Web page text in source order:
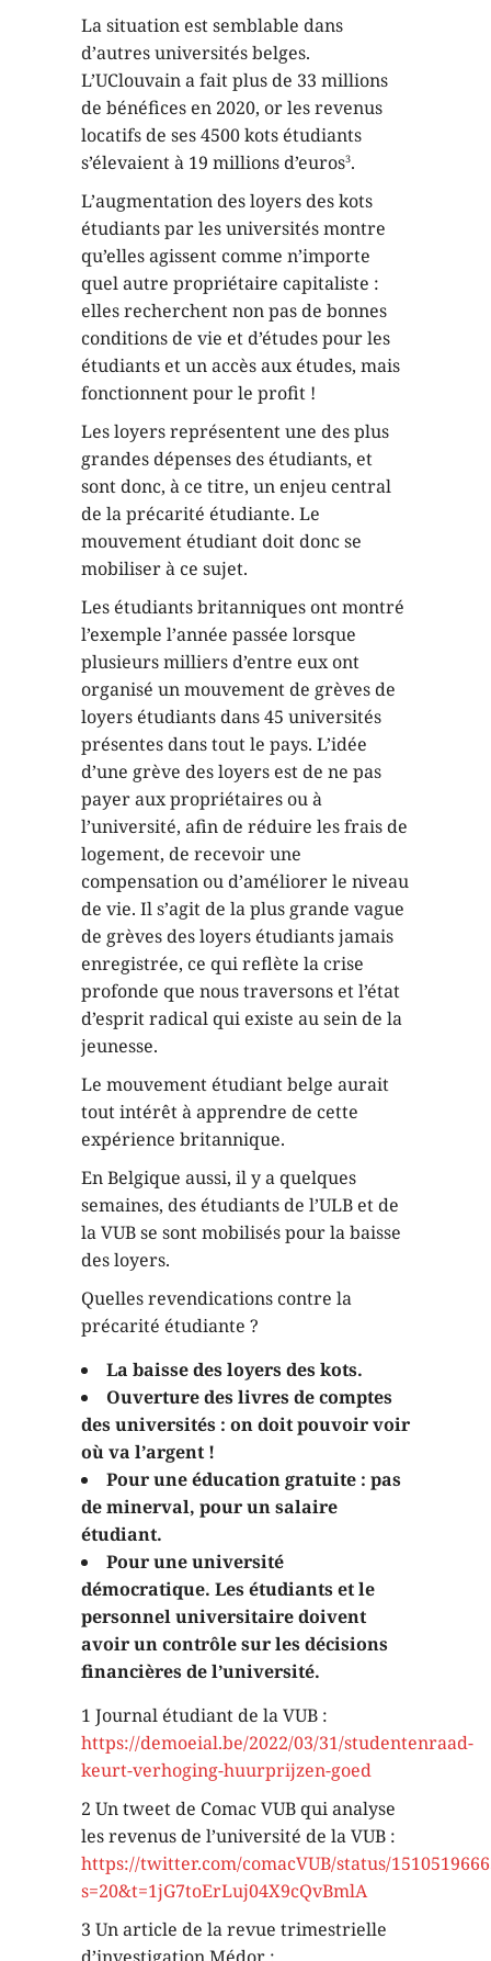
La situation est semblable dans
d’autres universités belges.
L’UClouvain a fait plus de 33 millions
de bénéfices en 2020, or les revenus
locatifs de ses 4500 kots étudiants
s’élevaient à 19 millions d’euros3.
L’augmentation des loyers des kots
étudiants par les universités montre
qu’elles agissent comme n’importe
quel autre propriétaire capitaliste :
elles recherchent non pas de bonnes
conditions de vie et d’études pour les
étudiants et un accès aux études, mais
fonctionnent pour le profit !
Les loyers représentent une des plus
grandes dépenses des étudiants, et
sont donc, à ce titre, un enjeu central
de la précarité étudiante. Le
mouvement étudiant doit donc se
mobiliser à ce sujet.
Les étudiants britanniques ont montré
l’exemple l’année passée lorsque
plusieurs milliers d’entre eux ont
organisé un mouvement de grèves de
loyers étudiants dans 45 universités
présentes dans tout le pays. L’idée
d’une grève des loyers est de ne pas
payer aux propriétaires ou à
l’université, afin de réduire les frais de
logement, de recevoir une
compensation ou d’améliorer le niveau
de vie. Il s’agit de la plus grande vague
de grèves des loyers étudiants jamais
enregistrée, ce qui reflète la crise
profonde que nous traversons et l’état
d’esprit radical qui existe au sein de la
jeunesse.
Le mouvement étudiant belge aurait
tout intérêt à apprendre de cette
expérience britannique.
En Belgique aussi, il y a quelques
semaines, des étudiants de l’ULB et de
la VUB se sont mobilisés pour la baisse
des loyers.
Quelles revendications contre la
précarité étudiante ?
La baisse des loyers des kots.
Ouverture des livres de comptes
des universités : on doit pouvoir voir
où va l’argent !
Pour une éducation gratuite : pas
de minerval, pour un salaire
étudiant.
Pour une université
démocratique. Les étudiants et le
personnel universitaire doivent
avoir un contrôle sur les décisions
financières de l’université.
1 Journal étudiant de la VUB :
https://demoeial.be/2022/03/31/studentenraad-
keurt-verhoging-huurprijzen-goed
2 Un tweet de Comac VUB qui analyse
les revenus de l’université de la VUB :
https://twitter.com/comacVUB/status/
s=20&t=1jG7toErLuj04X9cQvBmlA
3 Un article de la revue trimestrielle